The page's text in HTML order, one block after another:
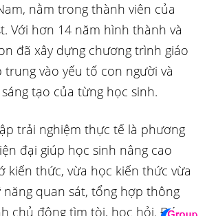
nằm trong thành viên của
Với hơn 14 năm hình thành và
đã xây dựng chương trình giáo
vào yếu tố con người và
tạo của từng học sinh.
trải nghiệm thực tế là phương
đại giúp học sinh nâng cao
kiến thức, vừa học kiến thức vừa
năng quan sát, tổng hợp thông
chủ động tìm tòi, học hỏi. Đó